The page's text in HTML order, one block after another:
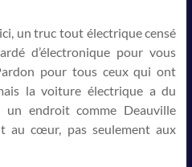
un truc tout électrique censé
d’électronique pour vous
pour tous ceux qui ont
la voiture électrique a du
un endroit comme Deauville
au cœur, pas seulement aux